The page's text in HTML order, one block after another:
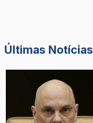
Últimas Notícias